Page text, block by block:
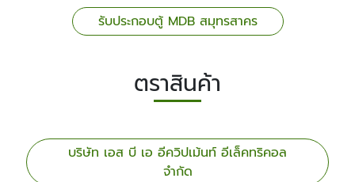
รับประกอบตู้ MDB สมุทรสาคร
ตราสินค้า
บริษัท เอส บี เอ อีควิปเม้นท์ อีเล็คทริคอล
จำกัด